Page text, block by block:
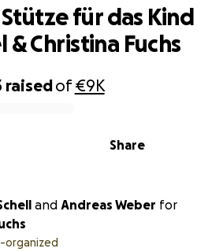
raisedof€9K
Share
für das Kind
& Christina Fuchs
and Andreas Weber for
Fuchs
organized